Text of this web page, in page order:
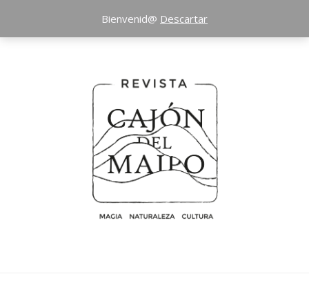
Bienvenid@ Descartar